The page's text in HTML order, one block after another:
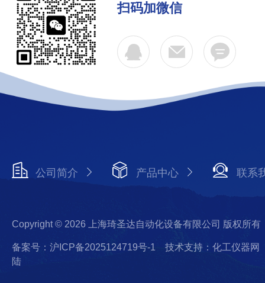
扫码加微信
公司简介 产品中心 联系
Copyright © 2026 上海琦圣达自动化设备有限公司 版权所有
备案号：沪ICP备2025124719号-1
技术支持：化工仪器网
陆